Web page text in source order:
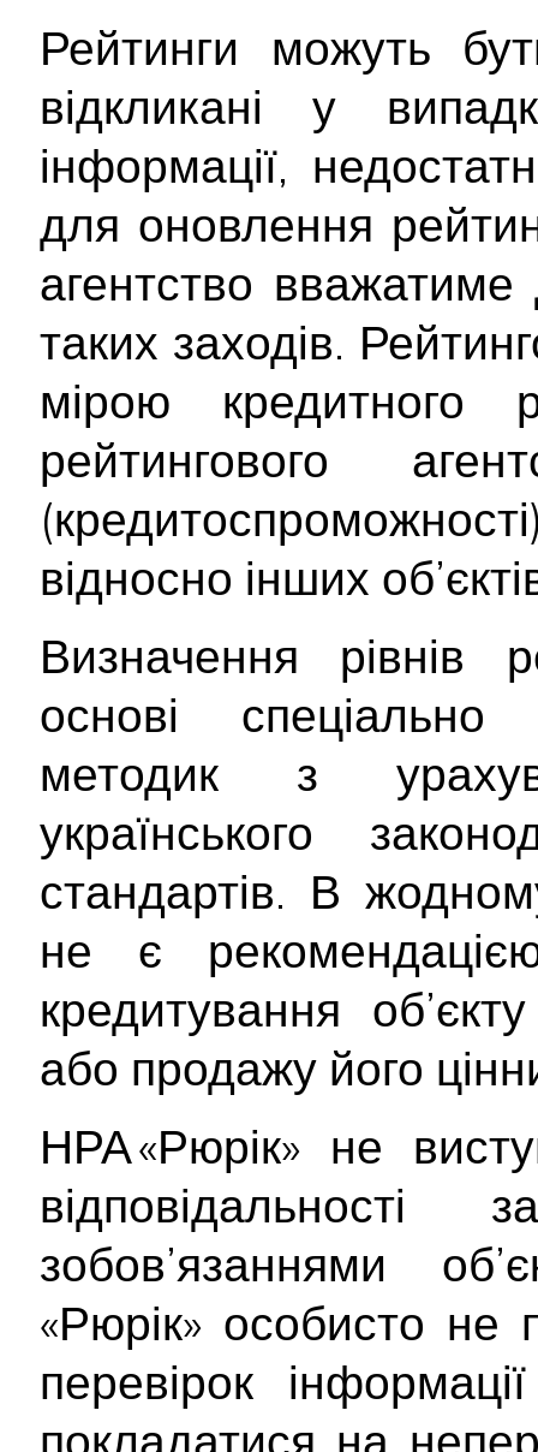
Рейтинги можуть
відкликані у
інформації,
для оновлення
агентство вважатиме
таких заходів.
мірою
рейтингового
відносно інших
Визначення рівнів
основі спеціально
методик з
українського
стандартів. В
не є
кредитування
або продажу його
НРА «Рюрік» не
зобов’язаннями
«Рюрік» особисто не
перевірок